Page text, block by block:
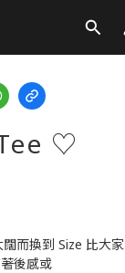
♡
而換到 Size 比大家
後感或